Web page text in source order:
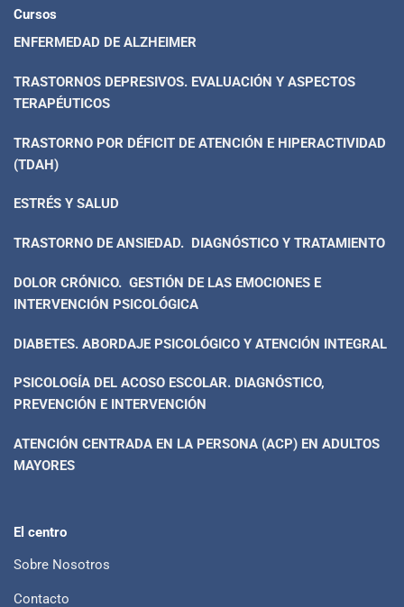
Cursos
ENFERMEDAD DE ALZHEIMER
TRASTORNOS DEPRESIVOS. EVALUACIÓN Y ASPECTOS
TERAPÉUTICOS
TRASTORNO POR DÉFICIT DE ATENCIÓN E HIPERACTIVIDAD
(TDAH)
ESTRÉS Y SALUD
TRASTORNO DE ANSIEDAD. DIAGNÓSTICO Y TRATAMIENTO
DOLOR CRÓNICO. GESTIÓN DE LAS EMOCIONES E
INTERVENCIÓN PSICOLÓGICA
DIABETES. ABORDAJE PSICOLÓGICO Y ATENCIÓN INTEGRAL
PSICOLOGÍA DEL ACOSO ESCOLAR. DIAGNÓSTICO,
PREVENCIÓN E INTERVENCIÓN
ATENCIÓN CENTRADA EN LA PERSONA (ACP) EN ADULTOS
MAYORES
El centro
Sobre Nosotros
Contacto